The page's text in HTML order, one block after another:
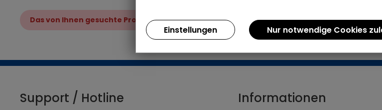
Das von Ihnen gesuchte Produkt ist leider nicht mehr vorhanden
Support / Hotline Informationen
Einstellungen